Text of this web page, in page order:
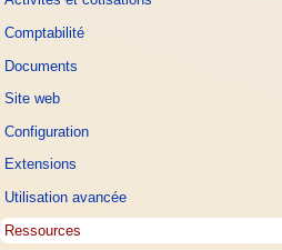
Comptabilité
Documents
Site web
Configuration
Extensions
Utilisation avancée
Ressources